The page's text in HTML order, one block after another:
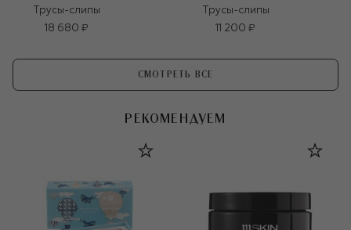
Трусы-слипы
18 680 ₽
Трусы-слипы
11 200 ₽
СМОТРЕТЬ ВСЕ
РЕКОМЕНДУЕМ